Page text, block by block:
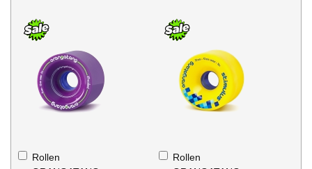
Rollen
In
den
Rollen
In
den